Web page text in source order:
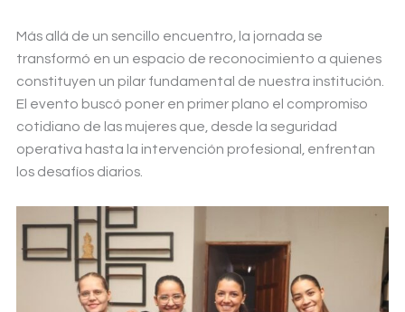
Más allá de un sencillo encuentro, la jornada se
transformó en un espacio de reconocimiento a quienes
constituyen un pilar fundamental de nuestra institución.
El evento buscó poner en primer plano el compromiso
cotidiano de las mujeres que, desde la seguridad
operativa hasta la intervención profesional, enfrentan
los desafíos diarios.